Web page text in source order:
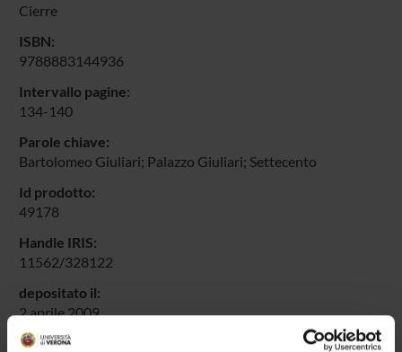
Cierre
ISBN:
9788883144936
Intervallo pagine:
134-140
Parole chiave:
Bartolomeo Giuliari; Palazzo Giuliari; Settecento
Id prodotto:
49178
Handle IRIS:
11562/328122
depositato il:
2 aprile 2009
ultima modifica: